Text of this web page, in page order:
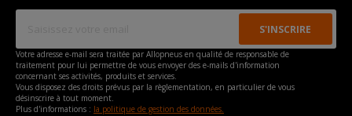
Votre adresse e-mail sera traitée par Allopneus en qualité de responsable de
traitement pour lui permettre de vous envoyer des e-mails d'information
concernant ses activités, produits et services.
Vous disposez des droits prévus par la règlementation, en particulier de vous
désinscrire à tout moment.
Plus d'informations : la politique de gestion des données.